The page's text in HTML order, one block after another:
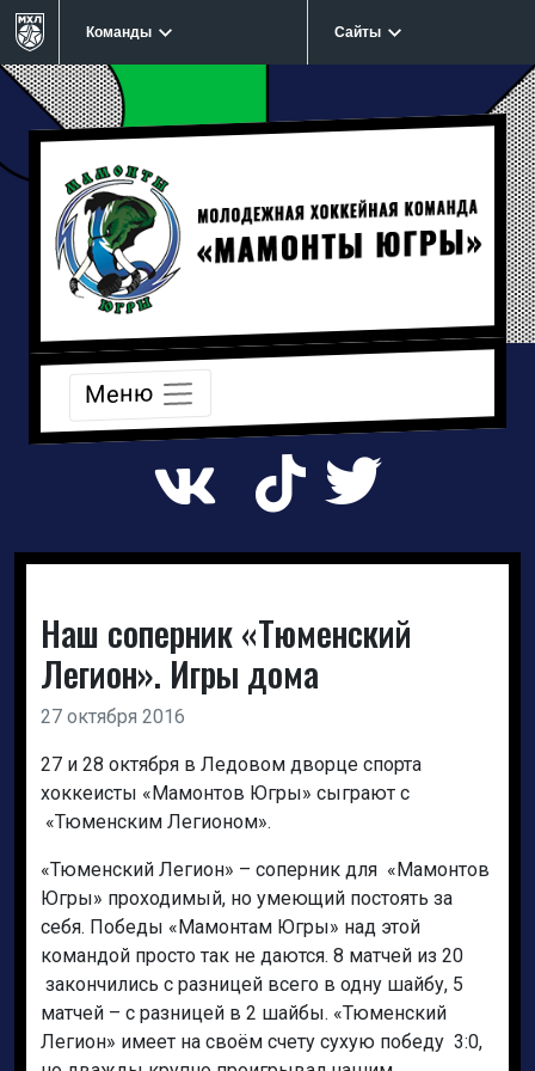
Команды Сайты
Меню
Наш соперник «Тюменский
Легион». Игры дома
27 октября 2016
27 и 28 октября в Ледовом дворце спорта
хоккеисты «Мамонтов Югры» сыграют с
«Тюменским Легионом».
«Тюменский Легион» – соперник для «Мамонтов
Югры» проходимый, но умеющий постоять за
себя. Победы «Мамонтам Югры» над этой
командой просто так не даются. 8 матчей из 20
закончились с разницей всего в одну шайбу, 5
матчей – с разницей в 2 шайбы. «Тюменский
Легион» имеет на своём счету сухую победу 3:0,